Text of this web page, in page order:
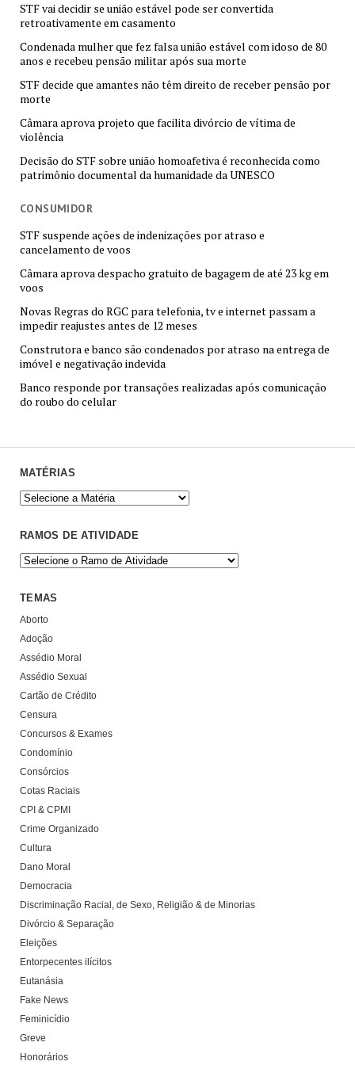
STF vai decidir se união estável pode ser convertida
retroativamente em casamento
Condenada mulher que fez falsa união estável com idoso de 80
anos e recebeu pensão militar após sua morte
STF decide que amantes não têm direito de receber pensão por
morte
Câmara aprova projeto que facilita divórcio de vítima de
violência
Decisão do STF sobre união homoafetiva é reconhecida como
patrimônio documental da humanidade da UNESCO
CONSUMIDOR
STF suspende ações de indenizações por atraso e
cancelamento de voos
Câmara aprova despacho gratuito de bagagem de até 23 kg em
voos
Novas Regras do RGC para telefonia, tv e internet passam a
impedir reajustes antes de 12 meses
Construtora e banco são condenados por atraso na entrega de
imóvel e negativação indevida
Banco responde por transações realizadas após comunicação
do roubo do celular
MATÉRIAS
RAMOS DE ATIVIDADE
TEMAS
Aborto
Adoção
Assédio Moral
Assédio Sexual
Cartão de Crédito
Censura
Concursos & Exames
Condomínio
Consórcios
Cotas Raciais
CPI & CPMI
Crime Organizado
Cultura
Dano Moral
Democracia
Discriminação Racial, de Sexo, Religião & de Minorias
Divórcio & Separação
Eleições
Entorpecentes ilícitos
Eutanásia
Fake News
Feminicídio
Greve
Honorários